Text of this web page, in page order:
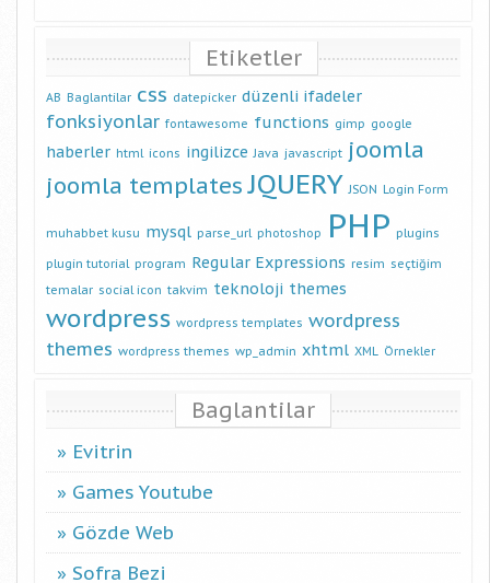
Etiketler
AB Baglantilar css datepicker düzenli ifadeler
fonksiyonlar fontawesome functions gimp google
haberler html icons ingilizce Java javascript joomla
joomla templates JQUERY JSON Login Form
muhabbet kusu mysql parse_url photoshop PHP plugins
plugin tutorial program Regular Expressions resim seçtiğim
temalar social icon takvim teknoloji themes
wordpress wordpress templates wordpress
themes wordpress themes wp_admin xhtml XML Örnekler
Baglantilar
Evitrin
Games Youtube
Gözde Web
Sofra Bezi